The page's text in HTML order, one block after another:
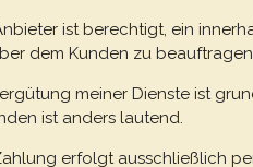
ist berechtigt, ein
dem Kunden zu beauftragen.
meiner Dienste ist
ist anders lautend.
erfolgt ausschließlich